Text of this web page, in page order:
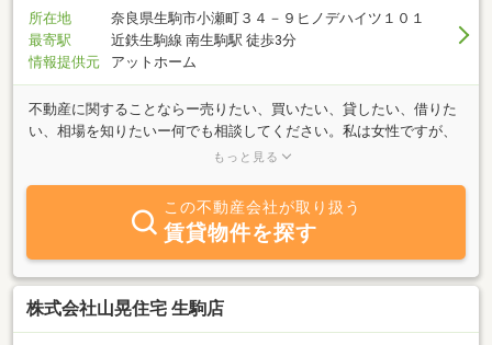
所在地
奈良県生駒市小瀬町３４－９ヒノデハイツ１０１
最寄駅
近鉄生駒線 南生駒駅 徒歩3分
情報提供元
アットホーム
不動産に関することならー売りたい、買いたい、貸したい、借りた
い、相場を知りたいー何でも相談してください。私は女性ですが、
ずっとこの仕事が好きで続けてきたので、相談だけでも喜んでおう
もっと見る
この不動産会社が取り扱う
賃貸物件を探す
株式会社山晃住宅 生駒店